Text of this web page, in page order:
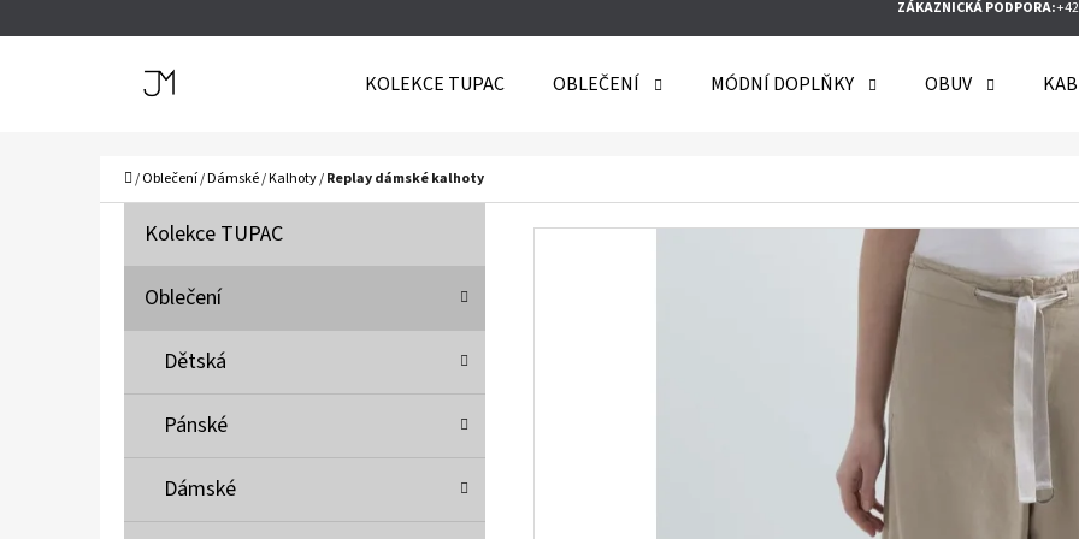
ZÁKAZNICKÁ PODPORA:
KOLEKCE TUPAC OBLEČENÍ MÓDNÍ DOPLŇKY OBUV
Domů
/Oblečení/Dámské/Kalhoty/Replay dámské kalhoty
Přeskočit
K Kolekce TUPAC
Oblečení
Dětská
Pánské
Dámské
HLEDAT